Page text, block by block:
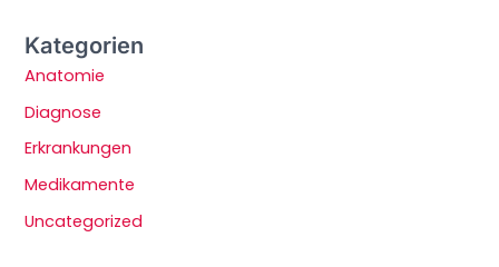
Kategorien
Anatomie
Diagnose
Erkrankungen
Medikamente
Uncategorized